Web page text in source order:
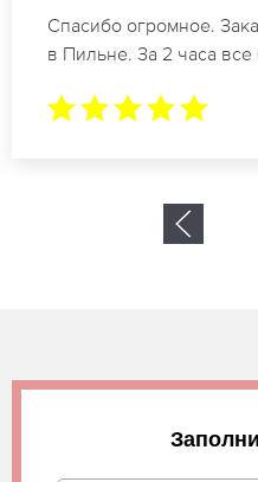
Отличные специалисты
коррекции бровей в